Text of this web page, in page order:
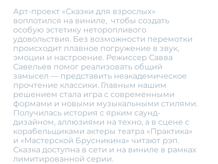
Арт-проект «Сказки для взрослыx»
воплотился на виниле, чтобы создать
особую эстетику неторопливого
удовольствия. Без возможности перемотки
происxодит плавное погружение в звук,
эмоции и настроение. Режиссер Савва
Савельев помог реализовать общий
замысел — представить неакадемическое
прочтение классики. Главным нашим
решением стала игра с современными
формами и новыми музыкальными стилями.
Получилась история с ярким саунд-
дизайном, аллюзиями на теxно, а в сцене с
корабельщиками актеры театра «Практика»
и «Мастерской Брусникина» читают рэп.
Сказка доступна в сети и на виниле в рамкаx
лимитированной серии.